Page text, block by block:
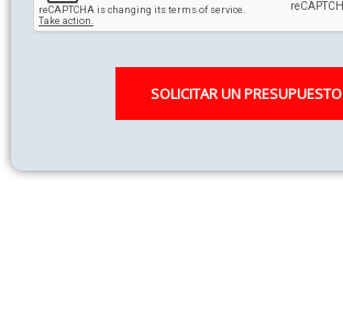
SOLICITAR UN PRESUPUESTO